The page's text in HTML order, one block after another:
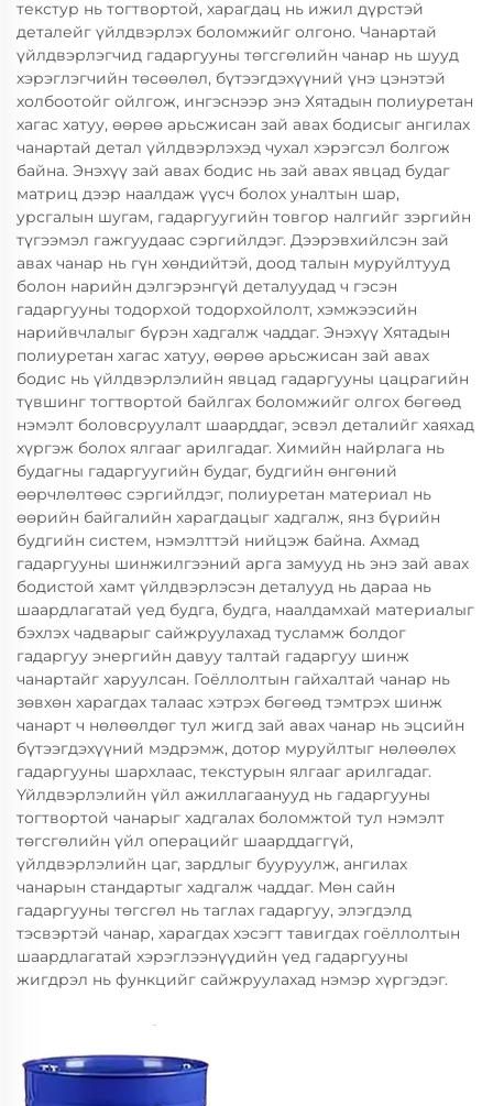
текстур нь тогтвортой, харагдац нь ижил дүрстэй
деталейг үйлдвэрлэх боломжийг олгоно. Чанартай
үйлдвэрлэгчид гадаргууны төгсгөлийн чанар нь шууд
хэрэглэгчийн төсөөлөл, бүтээгдэхүүний үнэ цэнэтэй
холбоотойг ойлгож, ингэснээр энэ Хятадын полиуретан
хагас хатуу, өөрөө арьсжисан зай авах бодисыг ангилах
чанартай детал үйлдвэрлэхэд чухал хэрэгсэл болгож
байна. Энэхүү зай авах бодис нь зай авах явцад будаг
матриц дээр наалдаж үүсч болох уналтын шар,
урсгалын шугам, гадаргуугийн товгор налгийг зэргийн
түгээмэл гажгуудаас сэргийлдэг. Дээрэвхийлсэн зай
авах чанар нь гүн хөндийтэй, доод талын муруйлтууд
болон нарийн дэлгэрэнгүй деталуудад ч гэсэн
гадаргууны тодорхой тодорхойлолт, хэмжээсийн
нарийвчлалыг бүрэн хадгалж чаддаг. Энэхүү Хятадын
полиуретан хагас хатуу, өөрөө арьсжисан зай авах
бодис нь үйлдвэрлэлийн явцад гадаргууны цацрагийн
түвшинг тогтвортой байлгах боломжийг олгох бөгөөд
нэмэлт боловсруулалт шаарддаг, эсвэл деталийг хаяхад
хүргэж болох ялгааг арилгадаг. Химийн найрлага нь
будагны гадаргуугийн будаг, будгийн өнгөний
өөрчлөлтөөс сэргийлдэг, полиуретан материал нь
өөрийн байгалийн харагдацыг хадгалж, янз бүрийн
будгийн систем, нэмэлттэй нийцэж байна. Ахмад
гадаргууны шинжилгээний арга замууд нь энэ зай авах
бодистой хамт үйлдвэрлэсэн деталууд нь дараа нь
шаардлагатай үед будга, будга, наалдамхай материалыг
бэхлэх чадварыг сайжруулахад тусламж болдог
гадаргуу энергийн давуу талтай гадаргуу шинж
чанартайг харуулсан. Гоёллолтын гайхалтай чанар нь
зөвхөн харагдах талаас хэтрэх бөгөөд тэмтрэх шинж
чанарт ч нөлөөлдөг тул жигд зай авах чанар нь эцсийн
бүтээгдэхүүний мэдрэмж, дотор муруйлтыг нөлөөлөх
гадаргууны шархлаас, текстурын ялгааг арилгадаг.
Үйлдвэрлэлийн үйл ажиллагаанууд нь гадаргууны
тогтвортой чанарыг хадгалах боломжтой тул нэмэлт
төгсгөлийн үйл операцийг шаарддаггүй,
үйлдвэрлэлийн цаг, зардлыг бууруулж, ангилах
чанарын стандартыг хадгалж чаддаг. Мөн сайн
гадаргууны төгсгөл нь таглах гадаргуу, элэгдэлд
тэсвэртэй чанар, харагдах хэсэгт тавигдах гоёллолтын
шаардлагатай хэрэглээнүүдийн үед гадаргууны
жигдрэл нь функцийг сайжруулахад нэмэр хүргэдэг.